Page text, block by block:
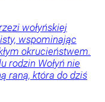
wołyńskiej
wspominając
okrucieństwem.
rodzin Wołyń nie
raną, która do dziś